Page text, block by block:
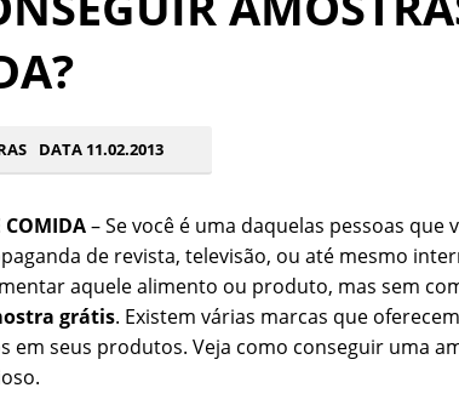
DATA 11.02.2013
COMIDA– Se você é uma daquelas pessoas que
de revista, televisão, ou até mesmo
aquele alimento ou produto, mas sem
grátis. Existem várias marcas que
em seus produtos. Veja como conseguir uma